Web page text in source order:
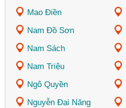
Mao Điền
Nam Đồ Sơn
Nam Sách
Nam Triệu
Ngô Quyền
Nguyễn Đại Năng